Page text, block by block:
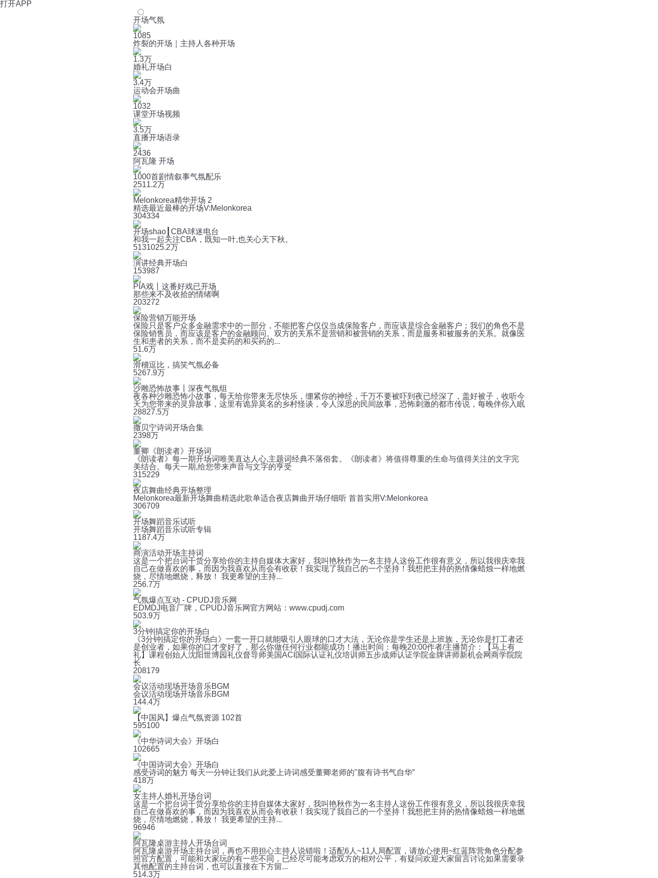
打开APP
开场气氛
1085
炸裂的开场｜主持人各种开场
1.3万
婚礼开场白
3.4万
运动会开场曲
1032
课堂开场视频
3.5万
直播开场语录
2436
阿瓦隆 开场
1000首剧情叙事气氛配乐
2511.2万
Melonkorea精华开场 2
精选最近最棒的开场V:Melonkorea
304334
开场shao┃CBA球迷电台
和我一起关注CBA，既知一叶,也关心天下秋。
5131025.2万
演讲经典开场白
153987
PIA戏丨这番好戏已开场
那些来不及收拾的情绪啊
203272
保险营销万能开场
保险只是客户众多金融需求中的一部分，不能把客户仅仅当成保险客户，而应该是综合金融客户；我们的角色不是
保险销售员，而应该是客户的金融顾问。双方的关系不是营销和被营销的关系，而是服务和被服务的关系。就像医
生和患者的关系，而不是卖药的和买药的...
51.6万
滑稽逗比，搞笑气氛必备
5267.9万
沙雕恐怖故事丨深夜气氛组
夜各种沙雕恐怖小故事，每天给你带来无尽快乐，绷紧你的神经，千万不要被吓到夜已经深了，盖好被子，收听今
天为您带来的灵异故事，这里有诡异莫名的乡村怪谈，令人深思的民间故事，恐怖刺激的都市传说，每晚伴你入眠
28827.5万
撒贝宁诗词开场合集
2398万
董卿《朗读者》开场词
《朗读者》每一期开场词唯美直达人心,主题词经典不落俗套。《朗读者》将值得尊重的生命与值得关注的文字完
美结合。每天一期,给您带来声音与文字的亨受
315229
夜店舞曲经典开场整理
Melonkorea最新开场舞曲精选此歌单适合夜店舞曲开场仔细听 首首实用V:Melonkorea
306709
开场舞蹈音乐试听
开场舞蹈音乐试听专辑
1187.4万
商演活动开场主持词
这是一个把台词干货分享给你的主持自媒体大家好，我叫艳秋作为一名主持人这份工作很有意义，所以我很庆幸我
自己在做喜欢的事，而因为我喜欢从而会有收获！我实现了我自己的一个坚持！我想把主持的热情像蜡烛一样地燃
烧，尽情地燃烧，释放！ 我更希望的主持...
256.7万
气氛爆点互动 - CPUDJ音乐网
EDMDJ电音厂牌，CPUDJ音乐网官方网站：www.cpudj.com
503.9万
3分钟|搞定你的开场白
《3分钟|搞定你的开场白》一套一开口就能吸引人眼球的口才大法，无论你是学生还是上班族，无论你是打工者还
是创业者，如果你的口才变好了，那么你做任何行业都能成功！播出时间：每晚20:00作者/主播简介：【马上有
礼】课程创始人沈阳世博园礼仪督导师美国ACI国际认证礼仪培训师五步成师认证学院金牌讲师新机会网商学院院
长
208179
会议活动现场开场音乐BGM
会议活动现场开场音乐BGM
144.4万
【中国风】爆点气氛资源 102首
595100
《中华诗词大会》开场白
102665
《中国诗词大会》开场白
感受诗词的魅力 每天一分钟让我们从此爱上诗词️感受董卿老师的"腹有诗书气自华”
418万
女主持人婚礼开场台词
这是一个把台词干货分享给你的主持自媒体大家好，我叫艳秋作为一名主持人这份工作很有意义，所以我很庆幸我
自己在做喜欢的事，而因为我喜欢从而会有收获！我实现了我自己的一个坚持！我想把主持的热情像蜡烛一样地燃
烧，尽情地燃烧，释放！ 我更希望的主持...
96946
阿瓦隆桌游主持人开场台词
阿瓦隆桌游开场主持台词，再也不用担心主持人说错啦！适配6人~11人局配置，请放心使用~红蓝阵营角色分配参
照官方配置，可能和大家玩的有一些不同，已经尽可能考虑双方的相对公平，有疑问欢迎大家留言讨论如果需要录
其他配置的主持台词，也可以直接在下方留...
514.3万